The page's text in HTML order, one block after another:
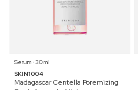
Serum ⋅ 30 ml
SKIN1004
Madagascar Centella Poremizing